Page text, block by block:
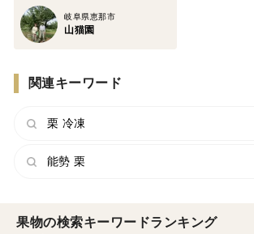
岐阜県恵那市
山猫園
関連キーワード
栗 冷凍
能勢 栗
果物の検索キーワードランキング